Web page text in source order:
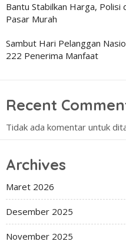
Bantu Stabilkan Harga, Polisi
Pasar Murah
Sambut Hari Pelanggan
222 Penerima Manfaat
Recent
Tidak ada komentar untuk
Archives
Maret 2026
Desember 2025
November 2025